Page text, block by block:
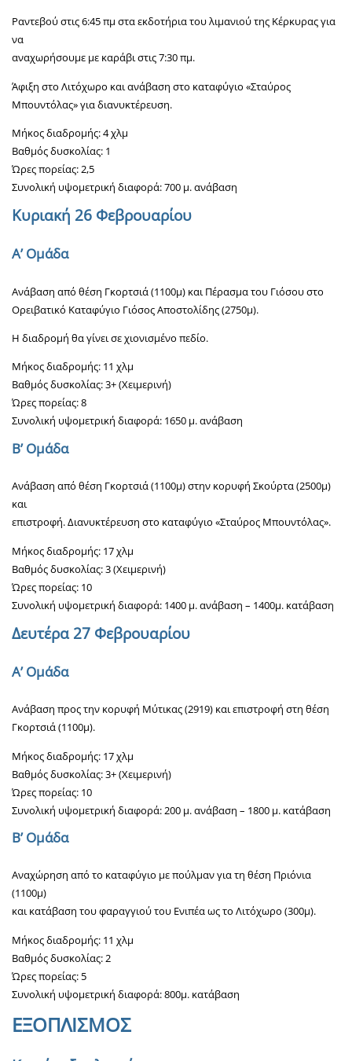
Ραντεβού στις 6:45 πμ στα εκδοτήρια του λιμανιού της Κέρκυρας για
να
αναχωρήσουμε με καράβι στις 7:30 πμ.
Άφιξη στο Λιτόχωρο και ανάβαση στο καταφύγιο «Σταύρος
Μπουντόλας» για διανυκτέρευση.
Μήκος διαδρομής: 4 χλμ
Βαθμός δυσκολίας: 1
Ώρες πορείας: 2,5
Συνολική υψομετρική διαφορά: 700 μ. ανάβαση
Κυριακή 26 Φεβρουαρίου
A’ Ομάδα
Ανάβαση από θέση Γκορτσιά (1100μ) και Πέρασμα του Γιόσου στο
Ορειβατικό Καταφύγιο Γιόσος Αποστολίδης (2750μ).
Η διαδρομή θα γίνει σε χιονισμένο πεδίο.
Μήκος διαδρομής: 11 χλμ
Βαθμός δυσκολίας: 3+ (Χειμερινή)
Ώρες πορείας: 8
Συνολική υψομετρική διαφορά: 1650 μ. ανάβαση
Β’ Ομάδα
Ανάβαση από θέση Γκορτσιά (1100μ) στην κορυφή Σκούρτα (2500μ)
και
επιστροφή. Διανυκτέρευση στο καταφύγιο «Σταύρος Μπουντόλας».
Μήκος διαδρομής: 17 χλμ
Βαθμός δυσκολίας: 3 (Χειμερινή)
Ώρες πορείας: 10
Συνολική υψομετρική διαφορά: 1400 μ. ανάβαση – 1400μ. κατάβαση
Δευτέρα 27 Φεβρουαρίου
A’ Ομάδα
Ανάβαση προς την κορυφή Μύτικας (2919) και επιστροφή στη θέση
Γκορτσιά (1100μ).
Μήκος διαδρομής: 17 χλμ
Βαθμός δυσκολίας: 3+ (Χειμερινή)
Ώρες πορείας: 10
Συνολική υψομετρική διαφορά: 200 μ. ανάβαση – 1800 μ. κατάβαση
Β’ Ομάδα
Αναχώρηση από το καταφύγιο με πούλμαν για τη θέση Πριόνια
(1100μ)
και κατάβαση του φαραγγιού του Ενιπέα ως το Λιτόχωρο (300μ).
Μήκος διαδρομής: 11 χλμ
Βαθμός δυσκολίας: 2
Ώρες πορείας: 5
Συνολική υψομετρική διαφορά: 800μ. κατάβαση
ΕΞΟΠΛΙΣΜΟΣ